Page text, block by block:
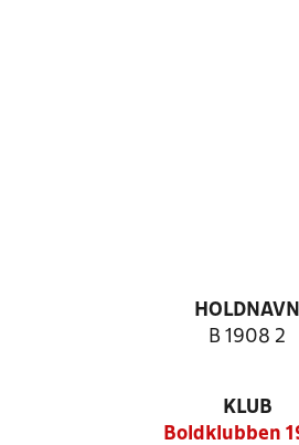
HOLDNAVN
B 1908 2
KLUB
Boldklubben